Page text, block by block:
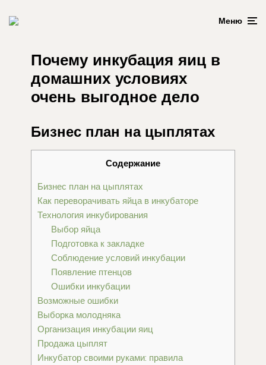
Меню
Почему инкубация яиц в
домашних условиях
очень выгодное дело
Бизнес план на цыплятах
Содержание
Бизнес план на цыплятах
Как переворачивать яйца в инкубаторе
Технология инкубирования
Выбор яйца
Подготовка к закладке
Соблюдение условий инкубации
Появление птенцов
Ошибки инкубации
Возможные ошибки
Выборка молодняка
Организация инкубации яиц
Продажа цыплят
Инкубатор своими руками: правила